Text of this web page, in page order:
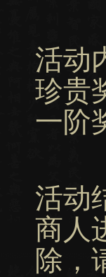
活动
珍贵
一阶
活动
商人
除，